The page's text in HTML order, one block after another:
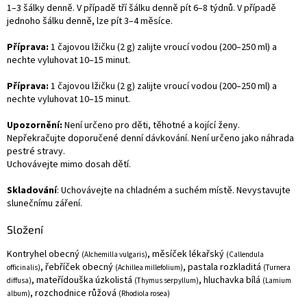
1–3 šálky denně. V případě tří šálku denně pít 6–8 týdnů. V případě
jednoho šálku denně, lze pít 3–4 měsíce.
Příprava: 1 čajovou lžičku (2 g) zalijte vroucí vodou (200–250 ml) a
nechte vyluhovat 10–15 minut.
Příprava: 1 čajovou lžičku (2 g) zalijte vroucí vodou (200–250 ml) a
nechte vyluhovat 10–15 minut.
Upozornění: Není určeno pro děti, těhotné a kojící ženy.
Nepřekračujte doporučené denní dávkování. Není určeno jako náhrada
pestré stravy.
Uchovávejte mimo dosah dětí.
Skladování: Uchovávejte na chladném a suchém místě. Nevystavujte
slunečnímu záření.
Složení
Kontryhel obecný (Alchemilla vulgaris), měsíček lékařský (Callendula
officinalis), řebříček obecný (Achillea millefolium), pastala rozkladitá (Turnera
diffusa), mateřídouška úzkolistá (Thymus serpyllum), hluchavka bílá (Lamium
album), rozchodnice růžová (Rhodiola rosea)